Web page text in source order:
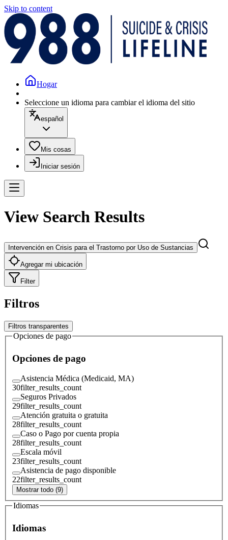
Skip to content
Hogar
Seleccione un idioma para cambiar el idioma del sitio
español
Mis cosas
Iniciar sesión
View Search Results
Intervención en Crisis para el Trastorno por Uso de Sustancias
Agregar mi ubicación
Filter
Filtros
Filtros transparentes
Opciones de pago
Opciones de pago
Asistencia Médica (Medicaid, MA)
30filter_results_count
Seguros Privados
29filter_results_count
Atención gratuita o gratuita
28filter_results_count
Caso o Pago por cuenta propia
28filter_results_count
Escala móvil
23filter_results_count
Asistencia de pago disponible
22filter_results_count
Mostrar todo (9)
Idiomas
Idiomas